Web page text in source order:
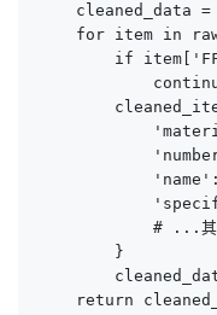
cleaned_data =
for item in
if
# ...其
        }
return